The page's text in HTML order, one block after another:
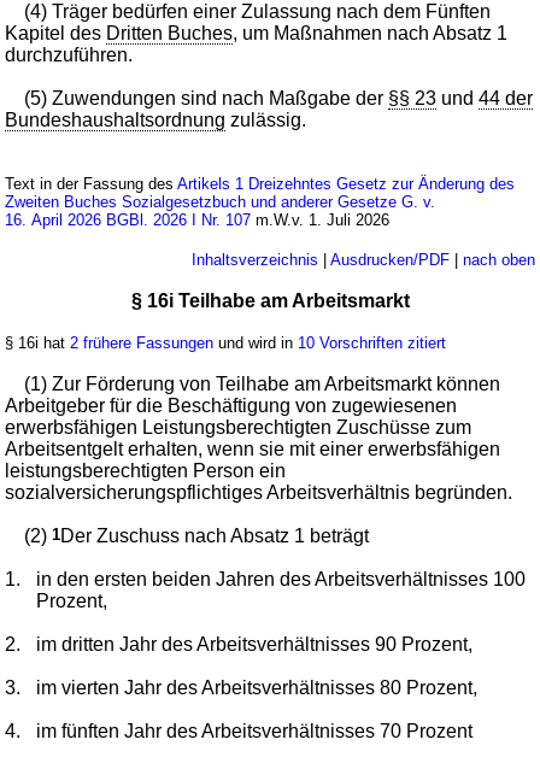
(4) Träger bedürfen einer Zulassung nach dem Fünften
Kapitel des Dritten Buches, um Maßnahmen nach Absatz 1
durchzuführen.
(5) Zuwendungen sind nach Maßgabe der §§ 23 und44 der
Bundeshaushaltsordnung zulässig.
Text in der Fassung desArtikels 1 Dreizehntes Gesetz zur Änderung des
Zweiten Buches Sozialgesetzbuch und anderer Gesetze G. v.
16. April 2026 BGBl. 2026 I Nr. 107 m.W.v. 1. Juli 2026
Inhaltsverzeichnis Ausdrucken/PDF| nach oben
§ 16i Teilhabe am Arbeitsmarkt
§ 16i hat2 frühere Fassungen und wird in 10 Vorschriften zitiert
(1) Zur Förderung von Teilhabe am Arbeitsmarkt können
Arbeitgeber für die Beschäftigung von zugewiesenen
erwerbsfähigen Leistungsberechtigten Zuschüsse zum
Arbeitsentgelt erhalten, wenn sie mit einer erwerbsfähigen
leistungsberechtigten Person ein
sozialversicherungspflichtiges Arbeitsverhältnis begründen.
(2)1Der Zuschuss nach Absatz 1 beträgt
1.
in den ersten beiden Jahren des Arbeitsverhältnisses 100
Prozent,
2. im dritten Jahr des Arbeitsverhältnisses 90 Prozent,
3. im vierten Jahr des Arbeitsverhältnisses 80 Prozent,
4. im fünften Jahr des Arbeitsverhältnisses 70 Prozent